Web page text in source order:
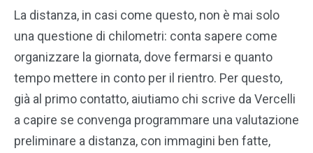
La distanza, in casi come questo, non è mai solo
una questione di chilometri: conta sapere come
organizzare la giornata, dove fermarsi e quanto
tempo mettere in conto per il rientro. Per questo,
già al primo contatto, aiutiamo chi scrive da Vercelli
a capire se convenga programmare una valutazione
preliminare a distanza, con immagini ben fatte,